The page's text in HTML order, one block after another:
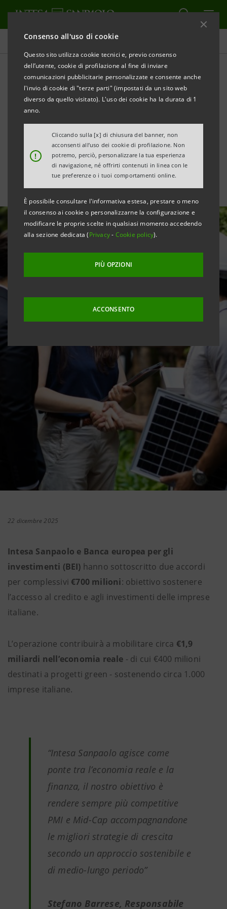
Consenso all'uso di cookie
Questo sito utilizza cookie tecnici e, previo consenso
dell’utente, cookie di profilazione al fine di inviare
comunicazioni pubblicitarie personalizzate e consente anche
l'invio di cookie di "terze parti" (impostati da un sito web
diverso da quello visitato). L'uso dei cookie ha la durata di 1
anno.
!
Cliccando sulla [x] di chiusura del banner, non
acconsenti all’uso dei cookie di profilazione. Non
potremo, perciò, personalizzare la tua esperienza
di navigazione, né offrirti contenuti in linea con le
tue preferenze o i tuoi comportamenti online.
È possibile consultare l'informativa estesa, prestare o meno
il consenso ai cookie o personalizzarne la configurazione e
modificare le proprie scelte in qualsiasi momento accedendo
alla sezione dedicata (Privacy- Cookie policy).
PIÙ OPZIONI
ACCONSENTO
Tutte le news
€700mln per le PMI italiane:
Intesa Sanpaolo e BEI
sostengono l’economia
reale
22 dicembre 2025
Intesa Sanpaolo e Banca europea per gli
investimenti (BEI) hanno sottoscritto due accordi
per complessivi €700 milioni: obiettivo sostenere
l’accesso al credito e agli investimenti delle imprese
italiane.
L’operazione contribuirà a mobilitare circa €1,9
miliardi nell’economia reale - di cui €400 milioni
destinati a progetti green - sostenendo circa 1.000
imprese italiane.
“Intesa Sanpaolo agisce come
ponte tra l’economia reale e la
finanza, il nostro obiettivo è
rendere sempre più competitive
PMI e Mid-Cap accompagnandone
le migliori strategie di crescita
secondo un approccio sostenibile e
di medio-lungo periodo”
Stefano Barrese, Responsabile